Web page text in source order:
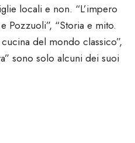
locali e non. “L’impero
Pozzuoli”, “Storia e mito.
del mondo classico”,
sono solo alcuni dei suoi